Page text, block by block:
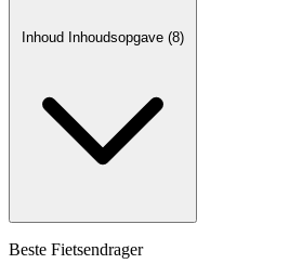
Inhoud Inhoudsopgave (8)
Beste Fietsendrager